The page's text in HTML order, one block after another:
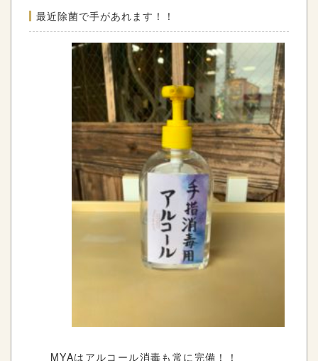
最近除菌で手があれます！！
MYAはアルコール消毒も常に完備！！